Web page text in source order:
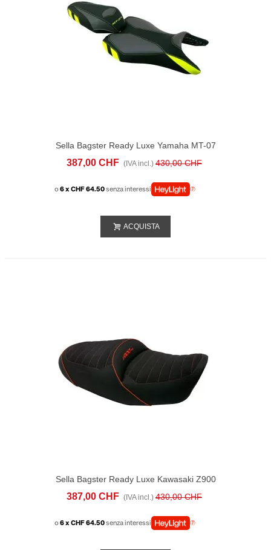
Sella Bagster Ready Luxe Yamaha MT-07
(2018-20) Nera Gialla
387,00 CHF (IVA incl.) 430,00 CHF
o6 x CHF 64.50senza interessi
ACQUISTA
Sella Bagster Ready Luxe Kawasaki Z900
RS (2018-24) Nera Rossa
387,00 CHF (IVA incl.) 430,00 CHF
o6 x CHF 64.50senza interessi